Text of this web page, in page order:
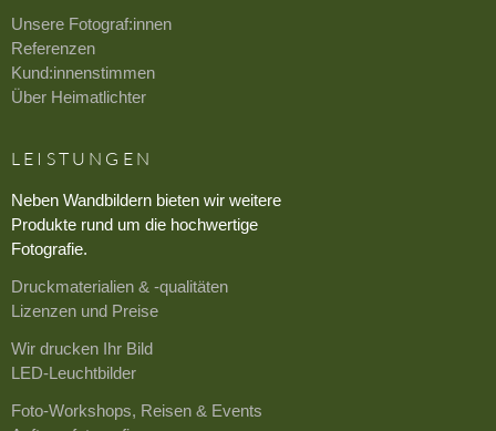
Unsere Fotograf:innen
Referenzen
Kund:innenstimmen
Über Heimatlichter
LEISTUNGEN
Neben Wandbildern bieten wir weitere
Produkte rund um die hochwertige
Fotografie.
Druckmaterialien & -qualitäten
Lizenzen und Preise
Wir drucken Ihr Bild
LED-Leuchtbilder
Foto-Workshops, Reisen & Events